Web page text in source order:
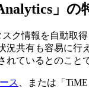
」の
スク情報を自動
共有も容易に
ているとのこと
ス 、または「